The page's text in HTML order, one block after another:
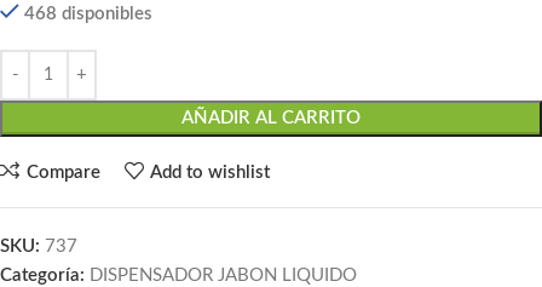
468 disponibles
AÑADIR AL CARRITO
Compare Add to wishlist
SKU: 737
Categoría: DISPENSADOR JABON LIQUIDO